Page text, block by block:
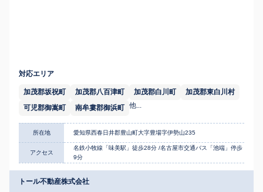
対応エリア
加茂郡坂祝町 加茂郡八百津町 加茂郡白川町
加茂郡東白川村
可児郡御嵩町
南牟婁郡御浜町 他...
所在地 愛知県西春日井郡豊山町大字豊場字伊勢山235
アクセス
名鉄小牧線「味美駅」徒歩28分 /名古屋市交通バス「池端」停歩
9分
トール不動産株式会社